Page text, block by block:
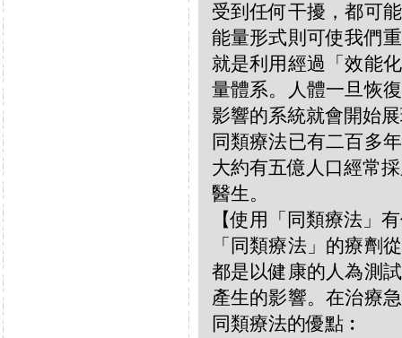
受到任何干擾，都可
能量形式則可使我們
就是利用經過「效能
量體系。人體一旦恢
影響的系統就會開始
同類療法已有二百多
大約有五億人口經常
醫生。
【使用「同類療法」
「同類療法」的療劑
都是以健康的人為測
產生的影響。在治療
同類療法的優點︰